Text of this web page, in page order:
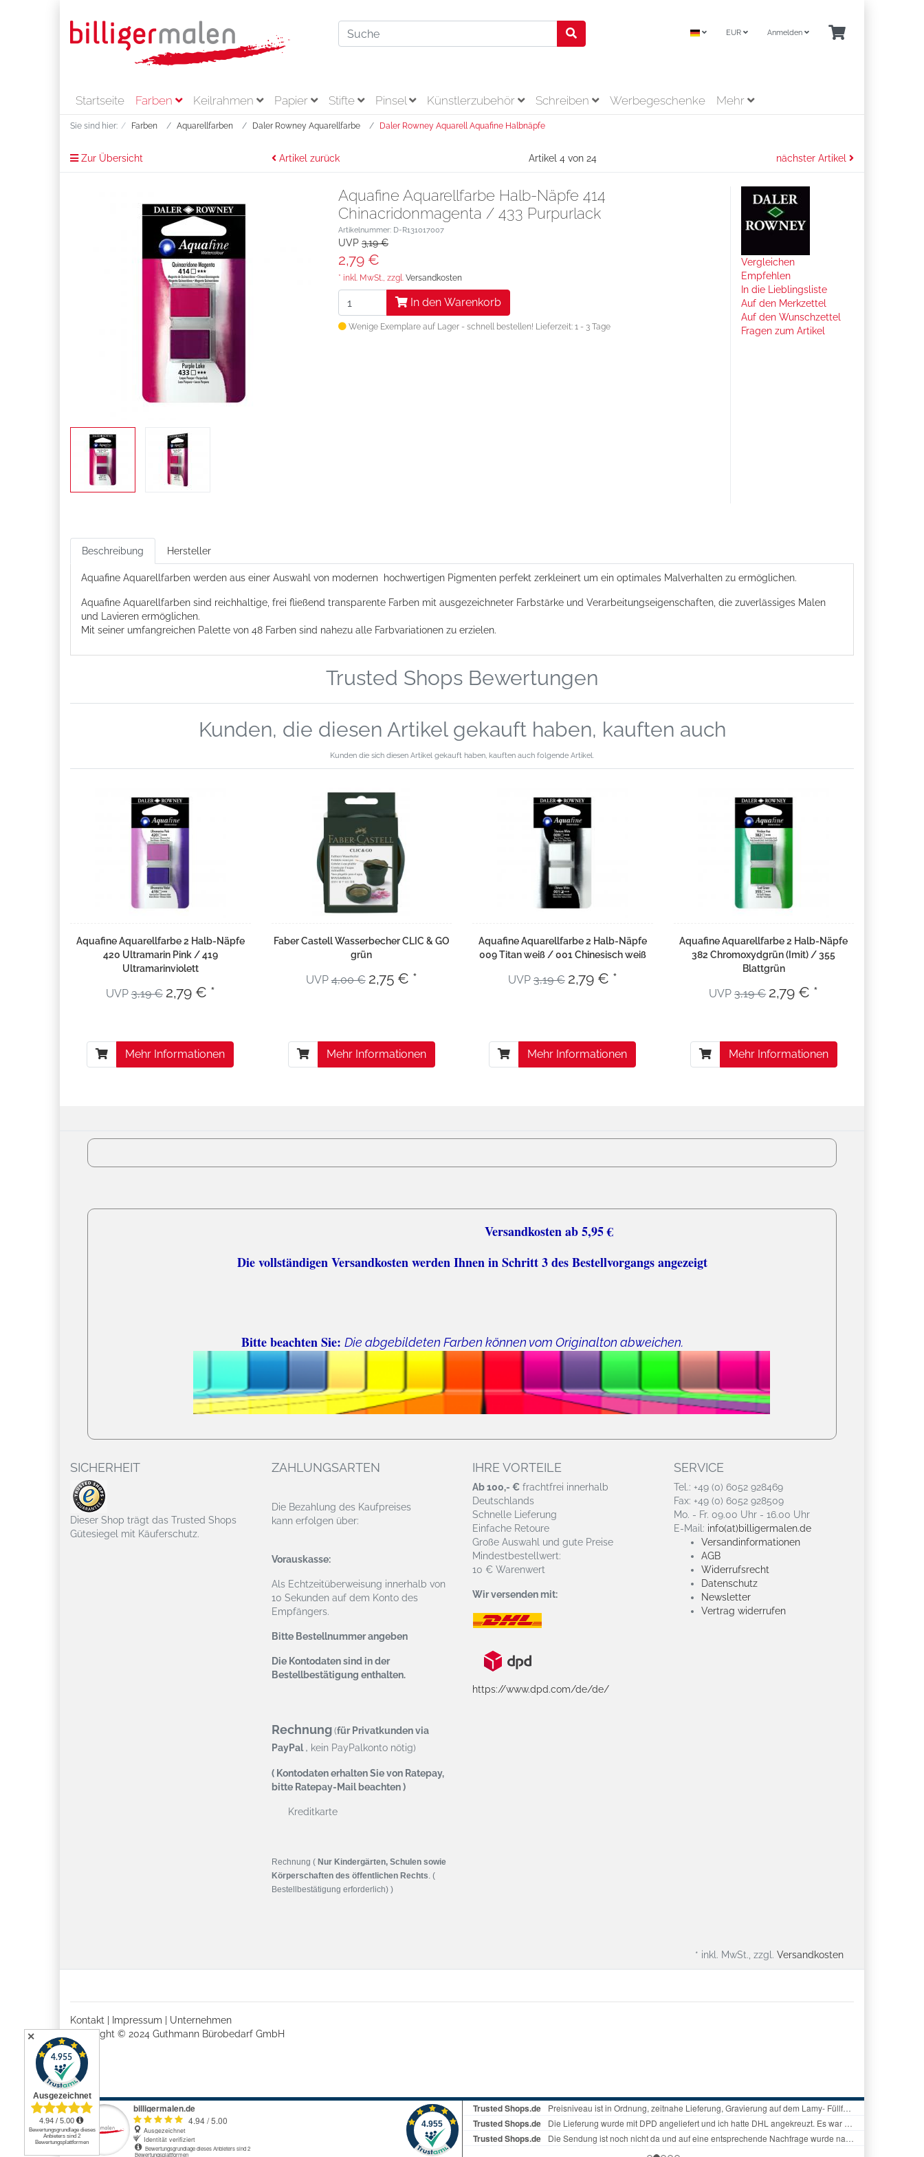
EUR Anmelden
Startseite Farben Keilrahmen Papier Stifte Pinsel Künstlerzubehör Schreiben Werbegeschenke Mehr
Sie sind hier: Farben Aquarellfarben Daler Rowney Aquarellfarbe Daler Rowney Aquarell Aquafine Halbnäpfe
Zur Übersicht Artikel zurück Artikel 4 von 24 nächster Artikel
Aquafine Aquarellfarbe Halb-Näpfe 414
Chinacridonmagenta / 433 Purpurlack
Artikelnummer: D-R131017007
UVP 3,19 €
2,79 €
* inkl. MwSt., zzgl. Versandkosten
In den Warenkorb
Wenige Exemplare auf Lager - schnell bestellen! Lieferzeit: 1 - 3 Tage
Vergleichen
Empfehlen
In die Lieblingsliste
Auf den Merkzettel
Auf den Wunschzettel
Fragen zum Artikel
Beschreibung Hersteller
Aquafine Aquarellfarben werden aus einer Auswahl von modernen hochwertigen Pigmenten perfekt zerkleinert um ein optimales Malverhalten zu ermöglichen.
Aquafine Aquarellfarben sind reichhaltige, frei fließend transparente Farben mit ausgezeichneter Farbstärke und Verarbeitungseigenschaften, die zuverlässiges Malen
und Lavieren ermöglichen.
Mit seiner umfangreichen Palette von 48 Farben sind nahezu alle Farbvariationen zu erzielen.
Trusted Shops Bewertungen
Kunden, die diesen Artikel gekauft haben, kauften auch
Kunden die sich diesen Artikel gekauft haben, kauften auch folgende Artikel.
Aquafine Aquarellfarbe 2 Halb-Näpfe
420 Ultramarin Pink / 419
Ultramarinviolett
UVP3,19 € 2,79 € *
Mehr Informationen
Faber Castell Wasserbecher CLIC & GO
grün
UVP4,00 € 2,75 € *
Mehr Informationen
Aquafine Aquarellfarbe 2 Halb-Näpfe
009 Titan weiß / 001 Chinesisch weiß
UVP3,19 € 2,79 € *
Mehr Informationen
Aquafine Aquarellfarbe 2 Halb-Näpfe
382 Chromoxydgrün (Imit) / 355
Blattgrün
UVP3,19 € 2,79 € *
Mehr Informationen
Versandkosten ab 5,95 €
Die vollständigen Versandkosten werden Ihnen in Schritt 3 des Bestellvorgangs angezeigt
Bitte beachten Sie: Die abgebildeten Farben können vom Originalton abweichen.
SICHERHEIT
Dieser Shop trägt das Trusted Shops
Gütesiegel mit Käuferschutz.
ZAHLUNGSARTEN
Die Bezahlung des Kaufpreises
kann erfolgen über:
Vorauskasse:
Als Echtzeitüberweisung innerhalb von
10 Sekunden auf dem Konto des
Empfängers.
Bitte Bestellnummer angeben
Die Kontodaten sind in der
Bestellbestätigung enthalten.
Rechnung (für Privatkunden via
PayPal, kein PayPalkonto nötig)
( Kontodaten erhalten Sie von Ratepay,
bitte Ratepay-Mail beachten )
Kreditkarte
Rechnung ( Nur Kindergärten, Schulen sowie
Körperschaften des öffentlichen Rechts. (
Bestellbestätigung erforderlich) )
IHRE VORTEILE
Ab 100,- € frachtfrei innerhalb
Deutschlands
Schnelle Lieferung
Einfache Retoure
Große Auswahl und gute Preise
Mindestbestellwert:
10 € Warenwert
Wir versenden mit:
https://www.dpd.com/de/de/
SERVICE
Tel.: +49 (0) 6052 928469
Fax: +49 (0) 6052 928509
Mo. - Fr. 09.00 Uhr - 16.00 Uhr
E-Mail: info(at)billigermalen.de
Versandinformationen
AGB
Widerrufsrecht
Datenschutz
Newsletter
Vertrag widerrufen
* inkl. MwSt., zzgl. Versandkosten
Kontakt Impressum
Unternehmen
Copyright © 2024 Guthmann Bürobedarf GmbH
✕